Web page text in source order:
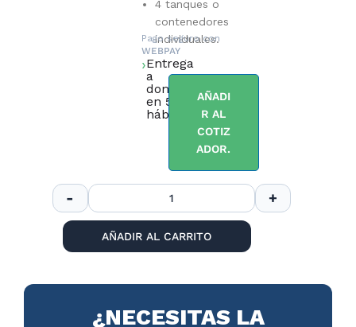
4 tanques o
contenedores
individuales.
Pago seguro con
WEBPAY
Entrega
a
domicilio
en 5 días
hábiles.
AÑADI
R AL
COTIZ
ADOR.
AÑADIR AL CARRITO
¿NECESITAS LA